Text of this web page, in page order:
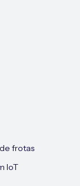
frotas
IoT